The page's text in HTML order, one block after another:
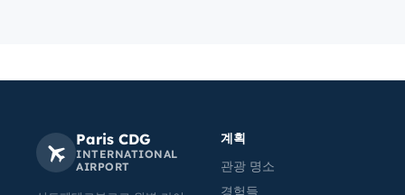
Paris CDG
INTERNATIONAL
AIRPORT
계획
관광 명소
경험들